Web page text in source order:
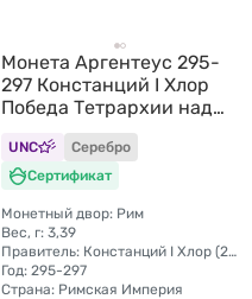
Монета Аргентеус 295-
297 Констанций I Хлор
Победа Тетрархии над
сарматами A Римская
Империя
UNC
Серебро
Сертификат
Монетный двор: Рим
Вес, г: 3,39
Правитель: Констанций I Хлор (293-306)
Год: 295-297
Страна: Римская Империя